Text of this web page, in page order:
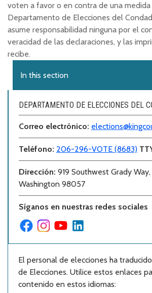
voten a favor o en contra de una
Departamento de Elecciones del
asume responsabilidad ninguna por el
veracidad de las declaraciones, y las
recibe.
In this section
DEPARTAMENTO DE ELECCIONES DEL
Correo electrónico:
Teléfono: 206-296-VOTE (8683)
Dirección: 919 Southwest Grady
Washington 98057
Síganos en nuestras redes sociales
El personal de elecciones ha
de Elecciones. Utilice estos enlaces
contenido en estos idiomas: